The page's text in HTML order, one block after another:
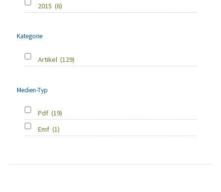
2015 (6)
Kategorie
Artikel (129)
Medien-Typ
Pdf (19)
Emf (1)